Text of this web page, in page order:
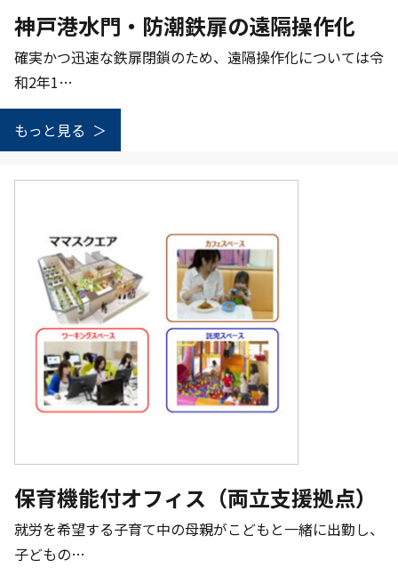
神戸港水門・防潮鉄扉の遠隔操作化
確実かつ迅速な鉄扉閉鎖のため、遠隔操作化については令
和2年1…
もっと見る
保育機能付オフィス（両立支援拠点）
就労を希望する子育て中の母親がこどもと一緒に出勤し、
子どもの…